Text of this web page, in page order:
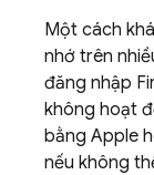
Một cách
nhớ trên
đăng nhập
không hoạt
bằng Apple
nếu không